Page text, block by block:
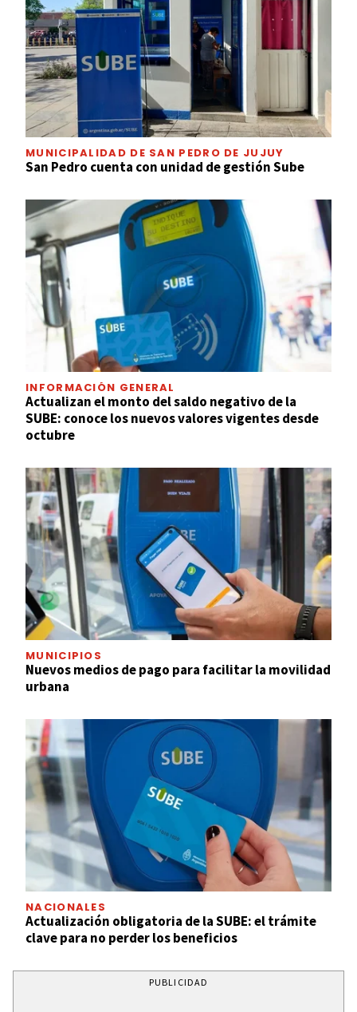
MUNICIPALIDAD DE SAN PEDRO DE JUJUY
San Pedro cuenta con unidad de gestión Sube
INFORMACIÓN GENERAL
Actualizan el monto del saldo negativo de la
SUBE: conoce los nuevos valores vigentes desde
octubre
MUNICIPIOS
Nuevos medios de pago para facilitar la movilidad
urbana
NACIONALES
Actualización obligatoria de la SUBE: el trámite
clave para no perder los beneficios
PUBLICIDAD